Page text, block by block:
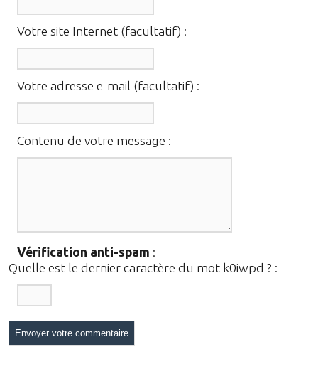
Votre site Internet (facultatif) :
Votre adresse e-mail (facultatif) :
Contenu de votre message :
Vérification anti-spam :
Quelle est le dernier caractère du mot k0iwpd ? :